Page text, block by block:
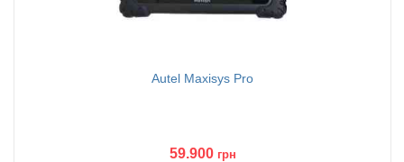
Autel Maxisys Pro
59.900 грн